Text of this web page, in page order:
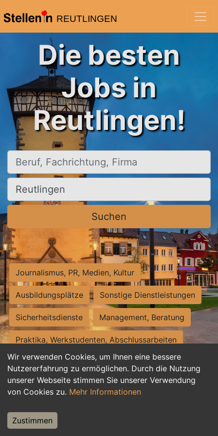
REUTLINGEN
Wir verwenden Cookies, um Ihnen eine bessere
Nutzererfahrung zu ermöglichen. Durch die Nutzung
unserer Webseite stimmen Sie unserer Verwendung
von Cookies zu. Mehr Informationen
Zustimmen
Die besten
Jobs in
Reutlingen!
Beruf, Fachrichtung, Firma
Ort, Stadt
Suchen
Journalismus, PR, Medien, Kultur
Ausbildungsplätze Sonstige Dienstleistungen
Sicherheitsdienste Management, Beratung
Praktika, Werkstudenten, Abschlussarbeiten
Personalwesen Assistenz, Sekretariat
Hilfskräfte, Aushilfs- und Nebenjobs
Weiterbildung, Studium, duale Ausbildung